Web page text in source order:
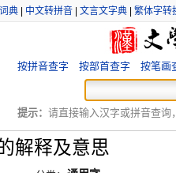
典 中文转拼音 文言文字典 繁体字转
按拼音查字 按部首查字 按笔画
提示： 请直接输入汉字或拼音查询
解释及意思